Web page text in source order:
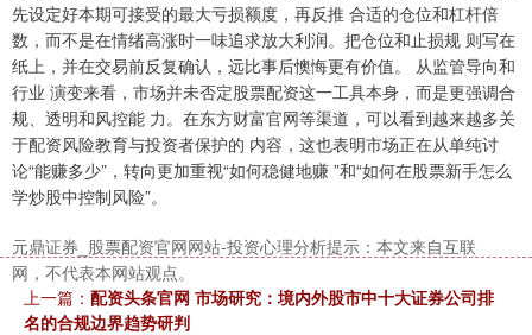
先设定好本期可接受的最大亏损额度，再反推 合适的仓位和杠杆倍
数，而不是在情绪高涨时一味追求放大利润。把仓位和止损规 则写在
纸上，并在交易前反复确认，远比事后懊悔更有价值。 从监管导向和
行业 演变来看，市场并未否定股票配资这一工具本身，而是更强调合
规、透明和风控能 力。在东方财富官网等渠道，可以看到越来越多关
于配资风险教育与投资者保护的 内容，这也表明市场正在从单纯讨
论“能赚多少”，转向更加重视“如何稳健地赚 ”和“如何在股票新手怎么
学炒股中控制风险”。
元鼎证券_股票配资官网网站-投资心理分析提示：本文来自互联
网，不代表本网站观点。
上一篇： 配资头条官网 市场研究：境内外股市中十大证券公司排
名的合规边界趋势研判
北证50